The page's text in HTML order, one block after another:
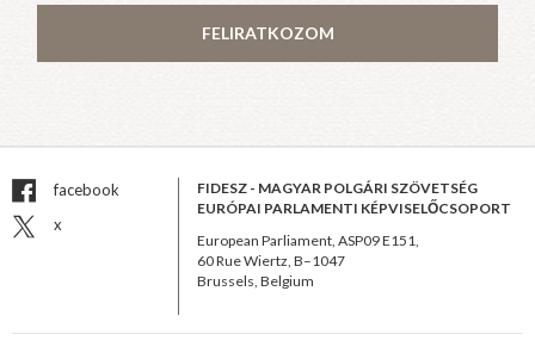
FELIRATKOZOM
facebook
x
FIDESZ - MAGYAR POLGÁRI SZÖVETSÉG
EURÓPAI PARLAMENTI KÉPVISELŐCSOPORT
European Parliament, ASP09 E151,
60 Rue Wiertz, B–1047
Brussels, Belgium